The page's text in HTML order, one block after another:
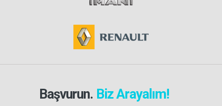
Başvurun. Biz Arayalım!